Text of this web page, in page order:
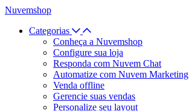
Nuvemshop
Categorias
Conheça a Nuvemshop
Configure sua loja
Responda com Nuvem Chat
Automatize com Nuvem Marketing
Venda offline
Gerencie suas vendas
Personalize seu layout